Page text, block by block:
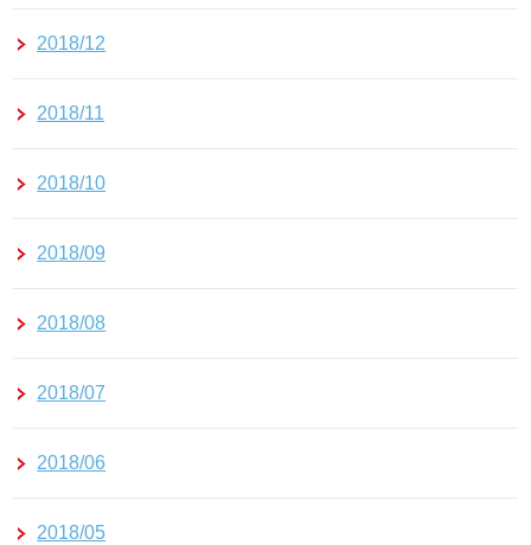
2018/12
2018/11
2018/10
2018/09
2018/08
2018/07
2018/06
2018/05